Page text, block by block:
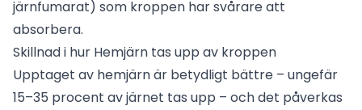
järnfumarat) som kroppen har svårare att
absorbera.
Skillnad i hur Hemjärn tas upp av kroppen
Upptaget av hemjärn är betydligt bättre – ungefär
15–35 procent av järnet tas upp – och det påverkas